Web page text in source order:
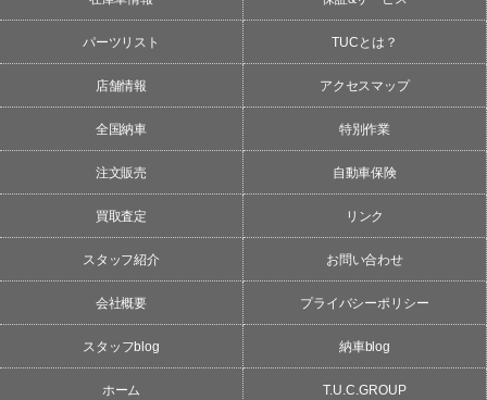
パーツリスト TUCとは？
店舗情報 アクセスマップ
全国納車 特別作業
注文販売 自動車保険
買取査定 リンク
スタッフ紹介 お問い合わせ
会社概要 プライバシーポリシー
スタッフblog 納車blog
ホーム T.U.C.GROUP